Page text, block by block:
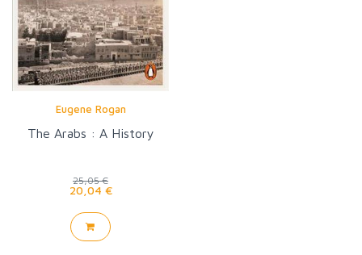
Eugene Rogan
The Arabs : A History
25,05 €
20,04 €